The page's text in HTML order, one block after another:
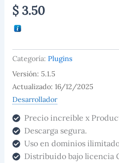
$3.50
Categoría: Plugins
Versión: 5.1.5
Actualizado: 16/12/2025
Desarrollador
Precio increible x
Descarga segura.
Uso en dominios
Distribuido bajo licencia
WPC
Product
Quantity
for
Premium
cantidad